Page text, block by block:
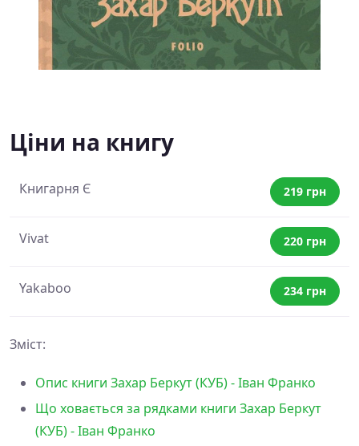
Ціни на книгу
Книгарня Є 219 грн
Vivat 220 грн
Yakaboo 234 грн
Зміст:
Опис книги Захар Беркут (КУБ) - Іван Франко
Що ховається за рядками книги Захар Беркут
(КУБ) - Іван Франко